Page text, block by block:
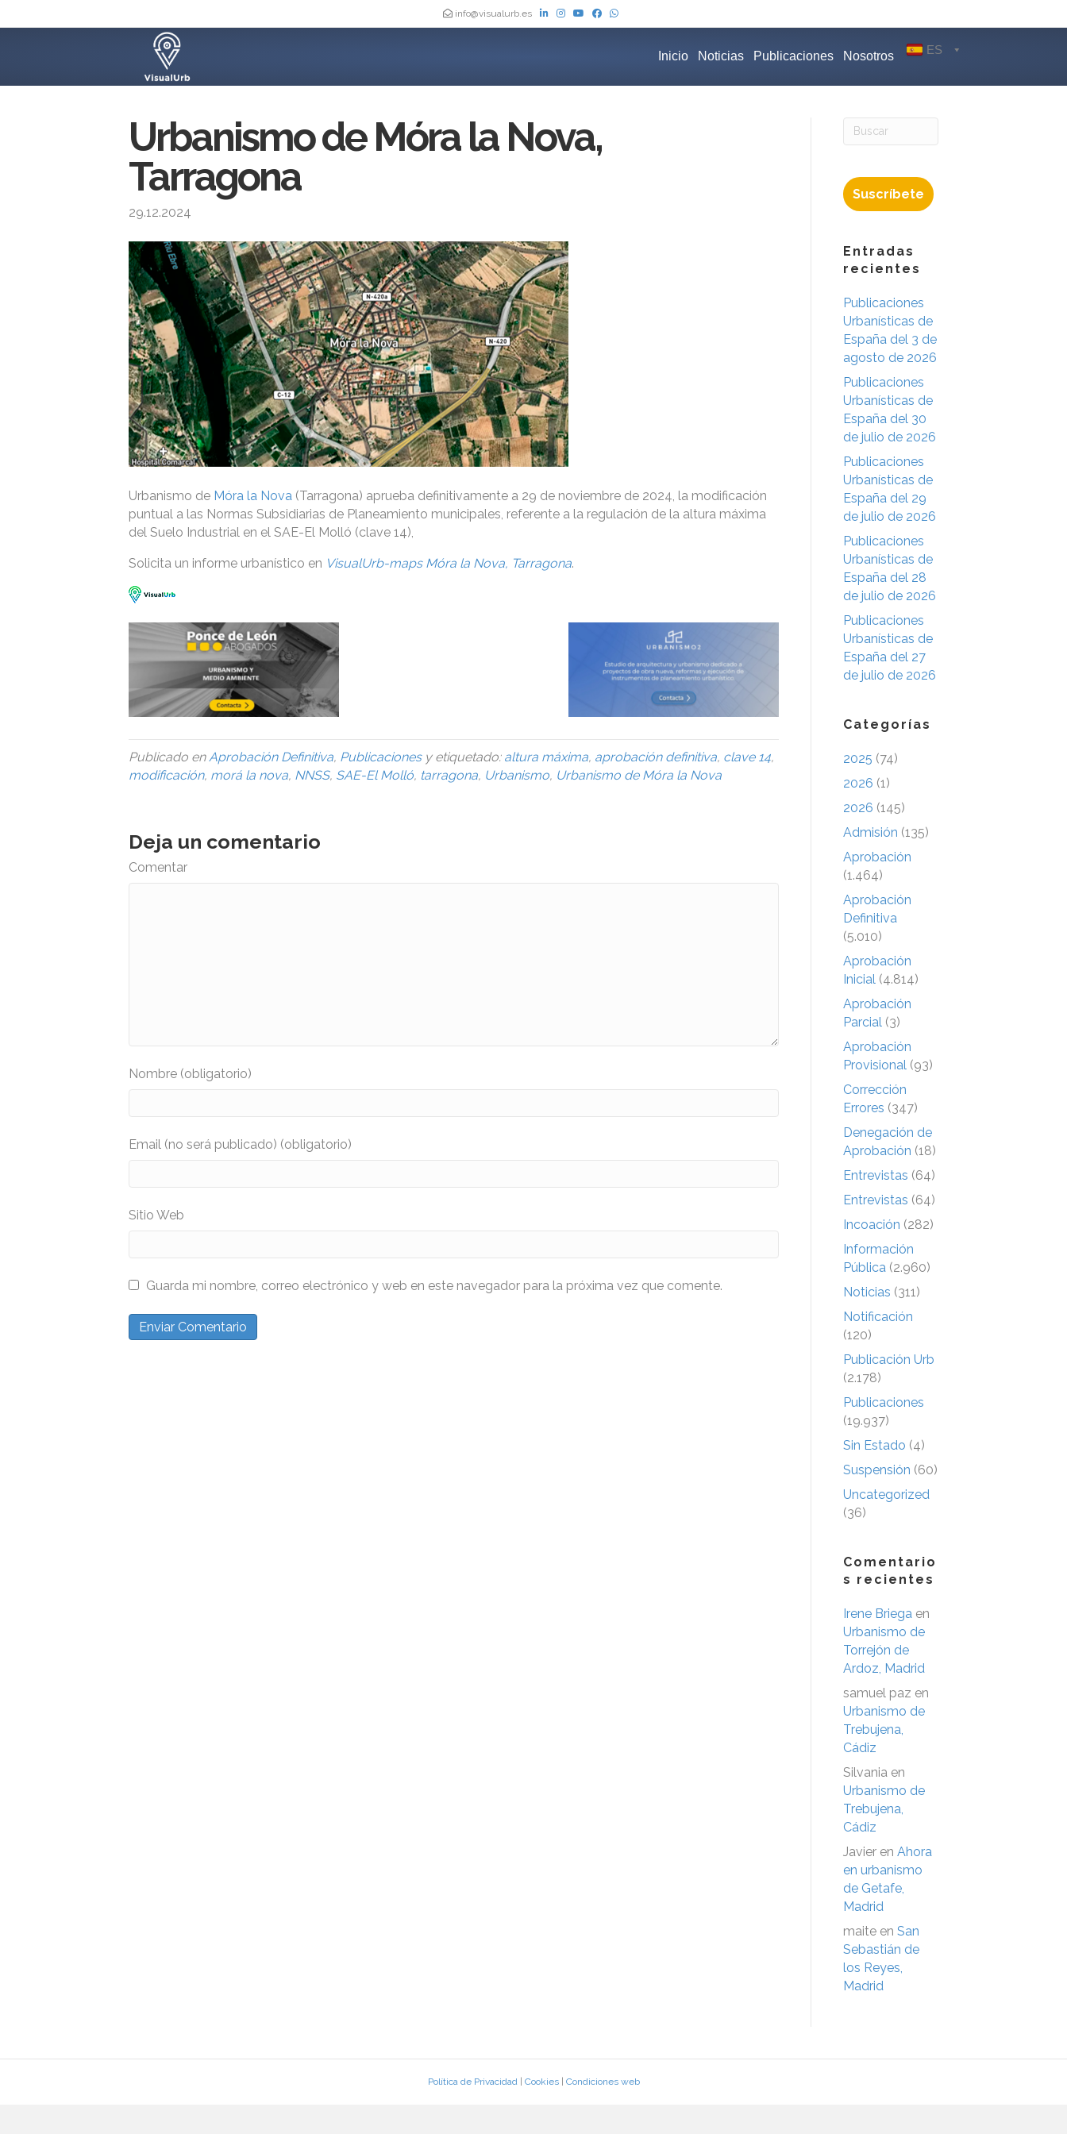
info@visualurb.es
Inicio Noticias Publicaciones Nosotros ES
Urbanismo de Móra la Nova,
Tarragona
29.12.2024
Urbanismo de Móra la Nova (Tarragona) aprueba definitivamente a 29 de noviembre de 2024, la modificación
puntual a las Normas Subsidiarias de Planeamiento municipales, referente a la regulación de la altura máxima
del Suelo Industrial en el SAE-El Molló (clave 14),
Solicita un informe urbanístico en VisualUrb-maps Móra la Nova, Tarragona.
Publicado enAprobación Definitiva, Publicacionesy etiquetado: altura máxima, aprobación definitiva, clave 14,
modificación, morá la nova, NNSS, SAE-El Molló, tarragona, Urbanismo, Urbanismo de Móra la Nova
Deja un comentario
Comentar
Nombre (obligatorio)
Email (no será publicado) (obligatorio)
Sitio Web
Guarda mi nombre, correo electrónico y web en este navegador para la próxima vez que comente.
Suscríbete
Entradas
recientes
Publicaciones
Urbanísticas de
España del 3 de
agosto de 2026
Publicaciones
Urbanísticas de
España del 30
de julio de 2026
Publicaciones
Urbanísticas de
España del 29
de julio de 2026
Publicaciones
Urbanísticas de
España del 28
de julio de 2026
Publicaciones
Urbanísticas de
España del 27
de julio de 2026
Categorías
2025 (74)
2026 (1)
2026 (145)
Admisión (135)
Aprobación
(1.464)
Aprobación
Definitiva
(5.010)
Aprobación
Inicial (4.814)
Aprobación
Parcial (3)
Aprobación
Provisional (93)
Corrección
Errores (347)
Denegación de
Aprobación (18)
Entrevistas (64)
Entrevistas (64)
Incoación (282)
Información
Pública (2.960)
Noticias (311)
Notificación
(120)
Publicación Urb
(2.178)
Publicaciones
(19.937)
Sin Estado (4)
Suspensión (60)
Uncategorized
(36)
Comentario
s recientes
Irene Briega en
Urbanismo de
Torrejón de
Ardoz, Madrid
samuel paz en
Urbanismo de
Trebujena,
Cádiz
Silvania en
Urbanismo de
Trebujena,
Cádiz
Javier en Ahora
en urbanismo
de Getafe,
Madrid
maite en San
Sebastián de
los Reyes,
Madrid
Política de Privacidad| Cookies| Condiciones web